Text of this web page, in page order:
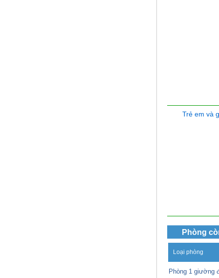
Trẻ em và
Phòng
Loại phòng
Phòng 1 giường